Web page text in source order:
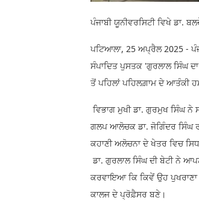
ਪੰਜਾਬੀ ਯੂਨੀਵਰਸਿਟੀ ਵਿਖੇ ਡਾ.
ਪਟਿਆਲਾ, 25 ਅਪ੍ਰੈਲ 2025 -
ਸੰਪਾਦਿਤ ਪੁਸਤਕ 'ਗੁਰਲਾਲ ਸਿੰਘ
ਤੋਂ ਪਹਿਲਾਂ ਪਹਿਲਗ਼ਾਮ ਦੇ ਆਤੰਕੀ
ਵਿਭਾਗ ਮੁਖੀ ਡਾ. ਗੁਰਮੁਖ ਸਿੰਘ ਨੇ
ਗਲਪ ਆਲੋਚਕ ਡਾ. ਜੋਗਿੰਦਰ ਸਿੰਘ
ਕਹਾਣੀ ਅਲੋਚਨਾ ਦੇ ਖੇਤਰ ਵਿਚ
ਡਾ. ਗੁਰਲਾਲ ਸਿੰਘ ਦੀ ਬੇਟੀ ਨੇ
ਕਰਵਾਇਆ ਕਿ ਕਿਵੇਂ ਉਹ
ਕਾਲਜ ਦੇ ਪ੍ਰੋਫ਼ੈਸਰ ਬਣੇ।